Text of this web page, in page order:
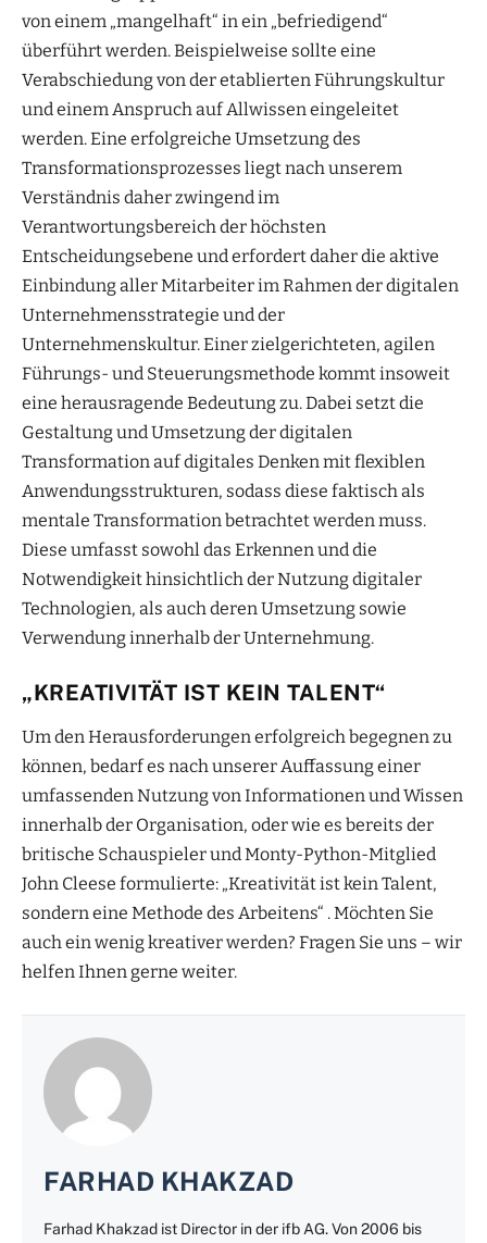
von einem „mangelhaft“ in ein „befriedigend“
überführt werden. Beispielweise sollte eine
Verabschiedung von der etablierten Führungskultur
und einem Anspruch auf Allwissen eingeleitet
werden. Eine erfolgreiche Umsetzung des
Transformationsprozesses liegt nach unserem
Verständnis daher zwingend im
Verantwortungsbereich der höchsten
Entscheidungsebene und erfordert daher die aktive
Einbindung aller Mitarbeiter im Rahmen der digitalen
Unternehmensstrategie und der
Unternehmenskultur. Einer zielgerichteten, agilen
Führungs- und Steuerungsmethode kommt insoweit
eine herausragende Bedeutung zu. Dabei setzt die
Gestaltung und Umsetzung der digitalen
Transformation auf digitales Denken mit flexiblen
Anwendungsstrukturen, sodass diese faktisch als
mentale Transformation betrachtet werden muss.
Diese umfasst sowohl das Erkennen und die
Notwendigkeit hinsichtlich der Nutzung digitaler
Technologien, als auch deren Umsetzung sowie
Verwendung innerhalb der Unternehmung.
„KREATIVITÄT IST KEIN TALENT“
Um den Herausforderungen erfolgreich begegnen zu
können, bedarf es nach unserer Auffassung einer
umfassenden Nutzung von Informationen und Wissen
innerhalb der Organisation, oder wie es bereits der
britische Schauspieler und Monty-Python-Mitglied
John Cleese formulierte: „Kreativität ist kein Talent,
sondern eine Methode des Arbeitens“ . Möchten Sie
auch ein wenig kreativer werden? Fragen Sie uns – wir
helfen Ihnen gerne weiter.
FARHAD KHAKZAD
Farhad Khakzad ist Director in der ifb AG. Von 2006 bis